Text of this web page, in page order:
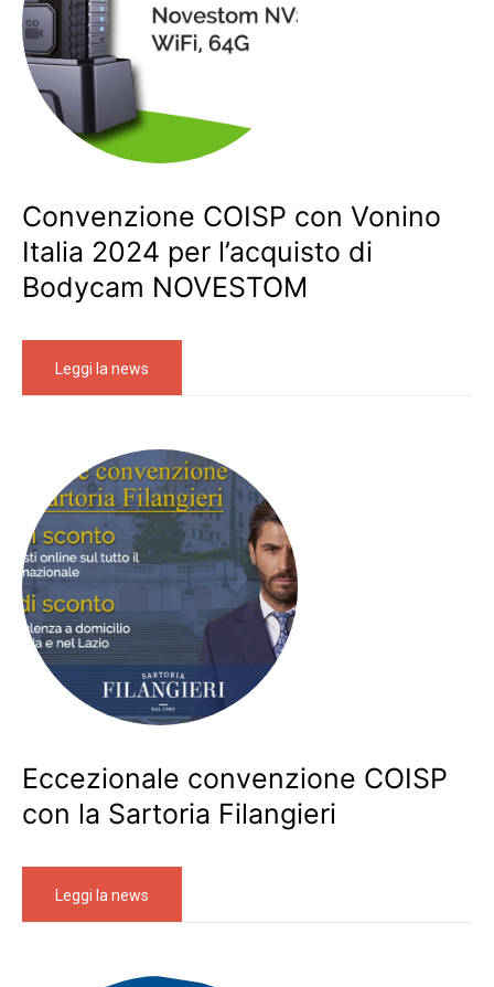
Convenzione COISP con Vonino
Italia 2024 per l’acquisto di
Bodycam NOVESTOM
Leggi la news
Eccezionale convenzione COISP
con la Sartoria Filangieri
Leggi la news